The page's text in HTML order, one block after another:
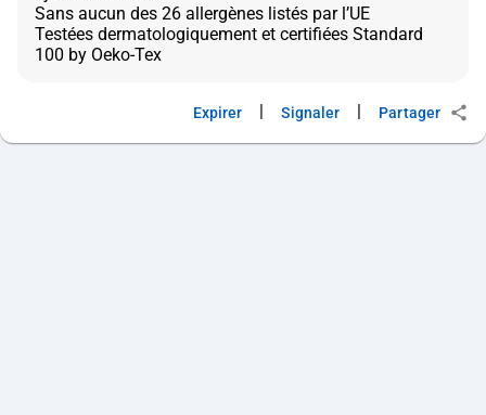
Sans aucun des 26 allergènes listés par l’UE
Testées dermatologiquement et certifiées Standard
Expirer Signaler Partager